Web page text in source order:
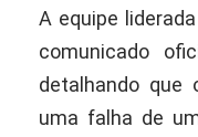
A equipe
comunicado
detalhando que
uma falha de